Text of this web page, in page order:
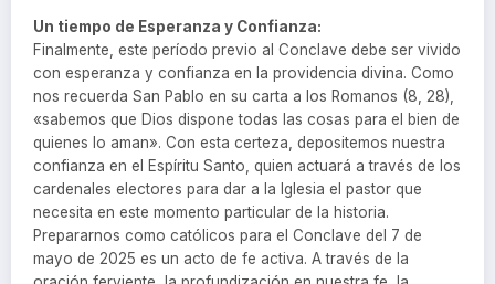
Un tiempo de Esperanza y Confianza:
Finalmente, este período previo al Conclave debe ser vivido
con esperanza y confianza en la providencia divina. Como
nos recuerda San Pablo en su carta a los Romanos (8, 28),
«sabemos que Dios dispone todas las cosas para el bien de
quienes lo aman». Con esta certeza, depositemos nuestra
confianza en el Espíritu Santo, quien actuará a través de los
cardenales electores para dar a la Iglesia el pastor que
necesita en este momento particular de la historia.
Prepararnos como católicos para el Conclave del 7 de
mayo de 2025 es un acto de fe activa. A través de la